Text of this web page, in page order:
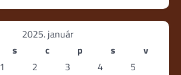
2025. január
s c p s
v
1
2 3 4
5